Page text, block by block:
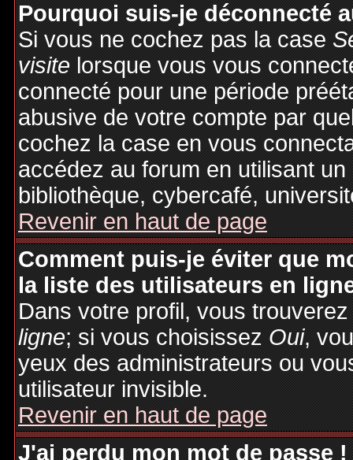
Pourquoi suis-je déconnecté
Si vous ne cochez pas la case
visitelorsque vous vous
connecté pour une période
abusive de votre compte par
cochez la case en vous
accédez au forum en utilisant
bibliothèque, cybercafé,
Revenir en haut de page
Comment puis-je éviter que
la liste des utilisateurs en
Dans votre profil, vous
ligne; si vous choisissezOui,
yeux des administrateurs ou
utilisateur invisible.
Revenir en haut de page
J'ai perdu mon mot de passe !